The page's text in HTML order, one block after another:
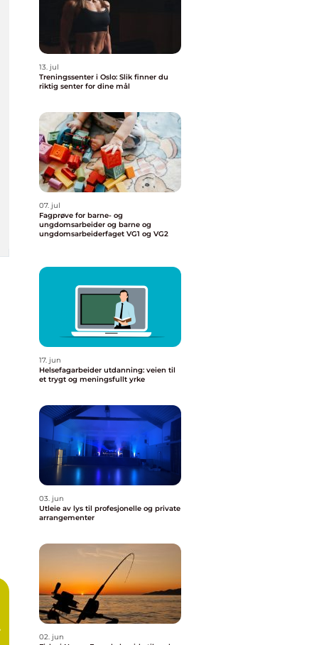
13. jul
Treningssenter i Oslo: Slik finner du
riktig senter for dine mål
07. jul
Fagprøve for barne- og
ungdomsarbeider og barne og
ungdomsarbeiderfaget VG1 og VG2
17. jun
Helsefagarbeider utdanning: veien til
et trygt og meningsfullt yrke
03. jun
Utleie av lys til profesjonelle og private
arrangementer
02. jun